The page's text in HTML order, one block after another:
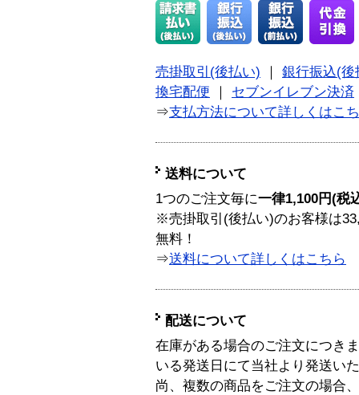
売掛取引(後払い)
銀行振込(後
換宅配便
セブンイレブン決済
⇒支払方法について詳しくはこ
送料について
1つのご注文毎に一律1,100円(税
※売掛取引(後払い)のお客様は
無料！
⇒送料について詳しくはこちら
配送について
在庫がある場合のご注文につき
いる発送日にて当社より発送い
尚、複数の商品をご注文の場合